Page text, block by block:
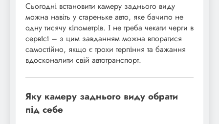
Сьогодні встановити камеру заднього виду
можна навіть у стареньке авто, яке бачило не
одну тисячу кілометрів. І не треба чекати черги в
сервісі – з цим завданням можна впоратися
самостійно, якщо є трохи терпіння та бажання
вдосконалити свій автотранспорт.
Яку камеру заднього виду обрати
під себе